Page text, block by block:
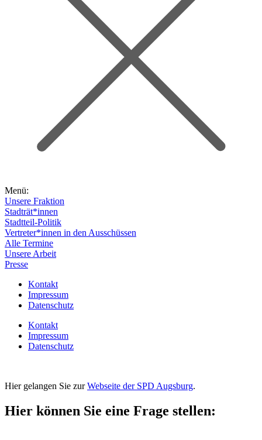
Menü:
Unsere Fraktion
Stadträt*innen
Stadtteil-Politik
Vertreter*innen in den Ausschüssen
Alle Termine
Unsere Arbeit
Presse
Kontakt
Impressum
Datenschutz
Kontakt
Impressum
Datenschutz
Hier gelangen Sie zurWebseite der SPD Augsburg.
Hier können Sie eine Frage stellen: